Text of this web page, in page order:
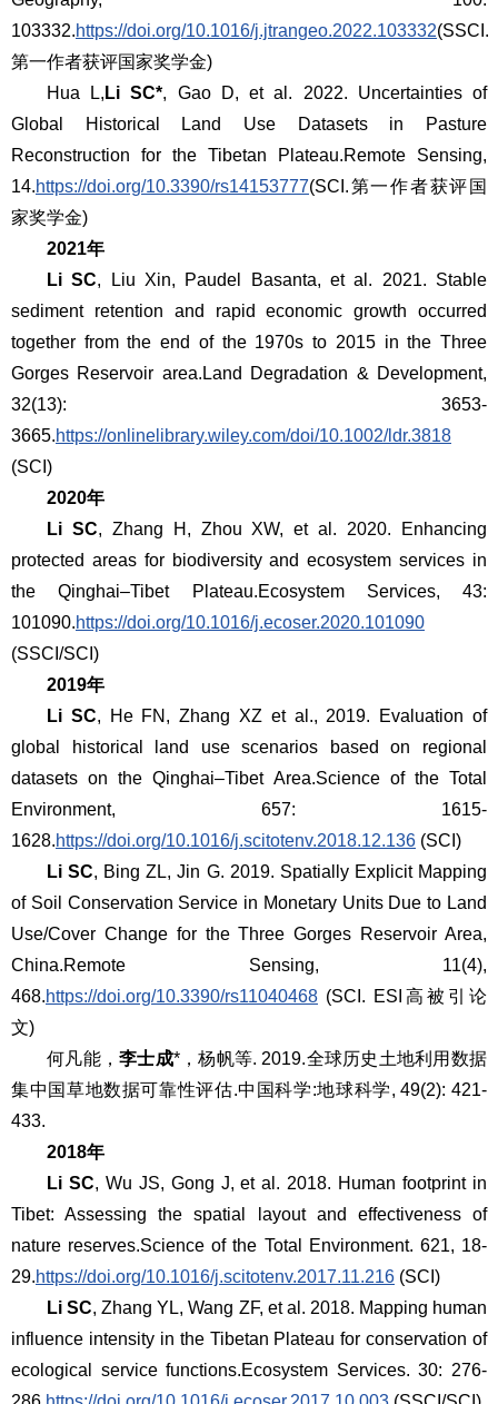
103332.https://doi.org/10.1016/j.jtrangeo.2022.103332(SSCI.
第一作者获评国家奖学金)
Hua L, Li SC*, Gao D, et al. 2022. Uncertainties of
Global Historical Land Use Datasets in Pasture
Reconstruction for the Tibetan Plateau.Remote Sensing,
14.https://doi.org/10.3390/rs14153777(SCI.第一作者获评国
家奖学金)
2021年
Li SC, Liu Xin, Paudel Basanta, et al. 2021. Stable
sediment retention and rapid economic growth occurred
together from the end of the 1970s to 2015 in the Three
Gorges Reservoir area. Land Degradation & Development,
32(13): 3653-
3665.https://onlinelibrary.wiley.com/doi/10.1002/ldr.3818
(SCI)
2020年
Li SC, Zhang H, Zhou XW, et al. 2020. Enhancing
protected areas for biodiversity and ecosystem services in
the Qinghai–Tibet Plateau.Ecosystem Services, 43:
101090.https://doi.org/10.1016/j.ecoser.2020.101090
(SSCI/SCI)
2019年
Li SC, He FN, Zhang XZ et al., 2019. Evaluation of
global historical land use scenarios based on regional
datasets on the Qinghai–Tibet Area.Science of the Total
Environment, 657: 1615-
1628.https://doi.org/10.1016/j.scitotenv.2018.12.136 (SCI)
Li SC, Bing ZL, Jin G. 2019. Spatially Explicit Mapping
of Soil Conservation Service in Monetary Units Due to Land
Use/Cover Change for the Three Gorges Reservoir Area,
China.Remote Sensing, 11(4),
468.https://doi.org/10.3390/rs11040468 (SCI. ESI高被引论
文)
何凡能，李士成*，杨帆等. 2019.全球历史土地利用数据
集中国草地数据可靠性评估.中国科学:地球科学, 49(2): 421-
433.
2018年
Li SC, Wu JS, Gong J, et al. 2018. Human footprint in
Tibet: Assessing the spatial layout and effectiveness of
nature reserves.Science of the Total Environment. 621, 18-
29.https://doi.org/10.1016/j.scitotenv.2017.11.216 (SCI)
Li SC, Zhang YL, Wang ZF, et al. 2018. Mapping human
influence intensity in the Tibetan Plateau for conservation of
ecological service functions.Ecosystem Services. 30: 276-